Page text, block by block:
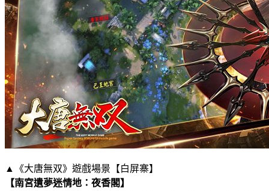
▲《大唐無双》遊戲場景【白屏寨】
【南宮遺夢迷情地：夜香閣】